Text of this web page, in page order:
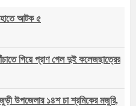
হাতে আটক ৫
গিয়ে প্রাণ গেল দুই কলেজছাত্রের
উপজেলার ১৪শ চা শ্রমিকের মজুরি,